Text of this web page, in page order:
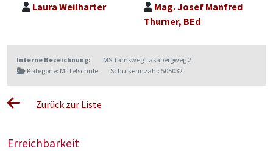
Laura Weilharter
Mag. Josef Manfred
Thurner, BEd
Interne Bezeichnung:
MS Tamsweg Lasabergweg 2
Kategorie: Mittelschule
Schulkennzahl: 505032
Zurück zur Liste
Erreichbarkeit